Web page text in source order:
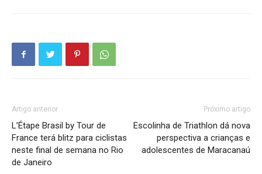
Artigo anterior
L’Étape Brasil by Tour de
France terá blitz para ciclistas
neste final de semana no Rio
de Janeiro
Próximo artigo
Escolinha de Triathlon dá nova
perspectiva a crianças e
adolescentes de Maracanaú